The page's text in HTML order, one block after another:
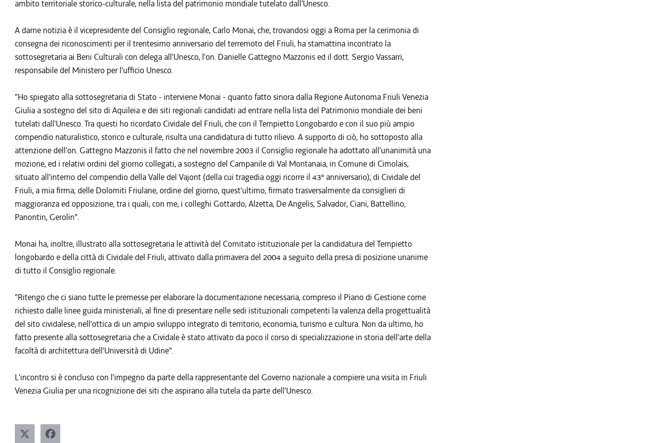
ambito territoriale storico-culturale, nella lista del patrimonio mondiale tutelato dall'Unesco.
A darne notizia è il vicepresidente del Consiglio regionale, Carlo Monai, che, trovandosi oggi a Roma per la cerimonia di
consegna dei riconoscimenti per il trentesimo anniversario del terremoto del Friuli, ha stamattina incontrato la
sottosegretaria ai Beni Culturali con delega all'Unesco, l'on. Danielle Gattegno Mazzonis ed il dott. Sergio Vassarri,
responsabile del Ministero per l'ufficio Unesco.
"Ho spiegato alla sottosegretaria di Stato - interviene Monai - quanto fatto sinora dalla Regione Autonoma Friuli Venezia
Giulia a sostegno del sito di Aquileia e dei siti regionali candidati ad entrare nella lista del Patrimonio mondiale dei beni
tutelati dall'Unesco. Tra questi ho ricordato Cividale del Friuli, che con il Tempietto Longobardo e con il suo più ampio
compendio naturalistico, storico e culturale, risulta una candidatura di tutto rilievo. A supporto di ciò, ho sottoposto alla
attenzione dell'on. Gattegno Mazzonis il fatto che nel novembre 2003 il Consiglio regionale ha adottato all'unanimità una
mozione, ed i relativi ordini del giorno collegati, a sostegno del Campanile di Val Montanaia, in Comune di Cimolais,
situato all'interno del compendio della Valle del Vajont (della cui tragedia oggi ricorre il 43° anniversario); di Cividale del
Friuli, a mia firma; delle Dolomiti Friulane, ordine del giorno, quest'ultimo, firmato trasversalmente da consiglieri di
maggioranza ed opposizione, tra i quali, con me, i colleghi Gottardo, Alzetta, De Angelis, Salvador, Ciani, Battellino,
Panontin, Gerolin".
Monai ha, inoltre, illustrato alla sottosegretaria le attività del Comitato istituzionale per la candidatura del Tempietto
longobardo e della città di Cividale del Friuli, attivato dalla primavera del 2004 a seguito della presa di posizione unanime
di tutto il Consiglio regionale.
"Ritengo che ci siano tutte le premesse per elaborare la documentazione necessaria, compreso il Piano di Gestione come
richiesto dalle linee guida ministeriali, al fine di presentare nelle sedi istituzionali competenti la valenza della progettualità
del sito cividalese, nell'ottica di un ampio sviluppo integrato di territorio, economia, turismo e cultura. Non da ultimo, ho
fatto presente alla sottosegretaria che a Cividale è stato attivato da poco il corso di specializzazione in storia dell'arte della
facoltà di architettura dell'Università di Udine".
L'incontro si è concluso con l'impegno da parte della rappresentante del Governo nazionale a compiere una visita in Friuli
Venezia Giulia per una ricognizione dei siti che aspirano alla tutela da parte dell'Unesco.